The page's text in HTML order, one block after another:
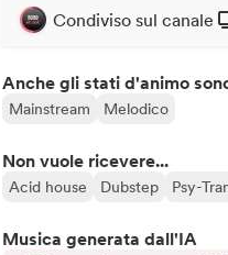
Condiviso sul canale
Anche gli stati d'animo
Mainstream Melodico
Non vuole ricevere...
Acid house Dubstep Psy-
Musica generata dall'IA